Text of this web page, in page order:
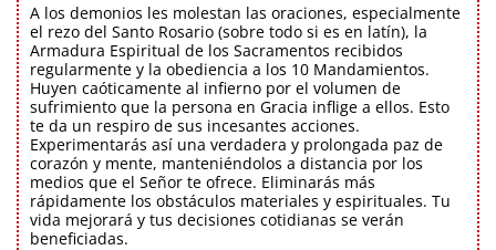
A los demonios les molestan las oraciones, especialmente
el rezo del Santo Rosario (sobre todo si es en latín), la
Armadura Espiritual de los Sacramentos recibidos
regularmente y la obediencia a los 10 Mandamientos.
Huyen caóticamente al infierno por el volumen de
sufrimiento que la persona en Gracia inflige a ellos. Esto
te da un respiro de sus incesantes acciones.
Experimentarás así una verdadera y prolongada paz de
corazón y mente, manteniéndolos a distancia por los
medios que el Señor te ofrece. Eliminarás más
rápidamente los obstáculos materiales y espirituales. Tu
vida mejorará y tus decisiones cotidianas se verán
beneficiadas.